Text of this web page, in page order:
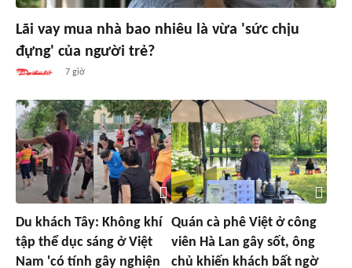
Lãi vay mua nhà bao nhiêu là vừa 'sức chịu
đựng' của người trẻ?
7 giờ
Du khách Tây: Không khí
tập thể dục sáng ở Việt
Nam 'có tính gây nghiện
Quán cà phê Việt ở công
viên Hà Lan gây sốt, ông
chủ khiến khách bất ngờ